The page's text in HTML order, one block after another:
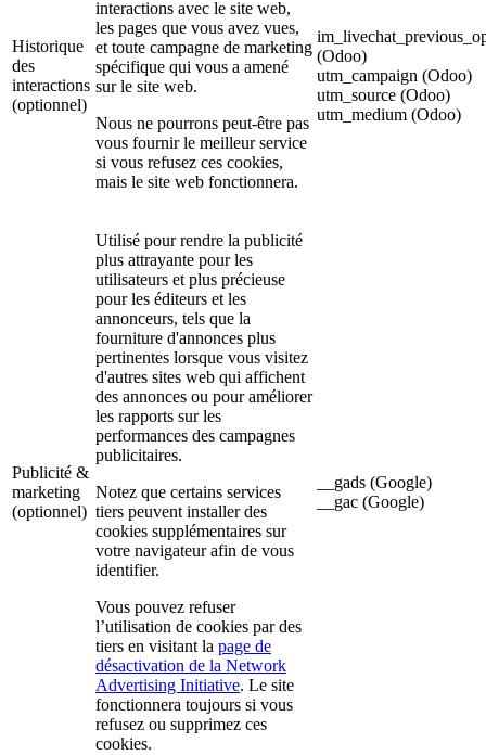
Historique
des
interactions
(optionnel)
interactions avec le site web,
les pages que vous avez vues,
et toute campagne de marketing
spécifique qui vous a amené
sur le site web.
Nous ne pourrons peut-être pas
vous fournir le meilleur service
si vous refusez ces cookies,
mais le site web fonctionnera.
(Odoo)
utm_campaign (Odoo)
utm_source (Odoo)
utm_medium (Odoo)
Publicité &
marketing
(optionnel)
Utilisé pour rendre la publicité
plus attrayante pour les
utilisateurs et plus précieuse
pour les éditeurs et les
annonceurs, tels que la
fourniture d'annonces plus
pertinentes lorsque vous visitez
d'autres sites web qui affichent
des annonces ou pour améliorer
les rapports sur les
performances des campagnes
publicitaires.
Notez que certains services
tiers peuvent installer des
cookies supplémentaires sur
votre navigateur afin de vous
identifier.
Vous pouvez refuser
l’utilisation de cookies par des
tiers en visitant la page de
désactivation de la Network
Advertising Initiative. Le site
fonctionnera toujours si vous
refusez ou supprimez ces
cookies.
__gads (Google)
__gac (Google)